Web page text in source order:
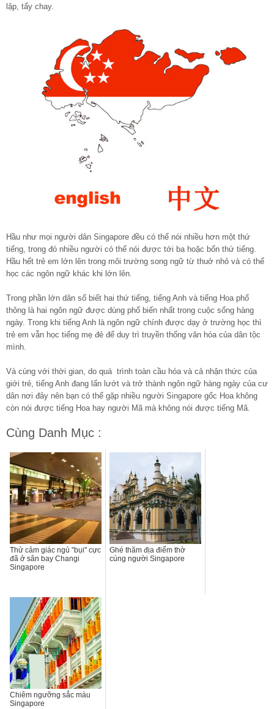
lập, tẩy chay.
Hầu như mọi người dân Singapore đều có thể nói nhiều hơn một thứ
tiếng, trong đó nhiều người có thể nói được tới ba hoặc bốn thứ tiếng.
Hầu hết trẻ em lớn lên trong môi trường song ngữ từ thuở nhỏ và có thể
học các ngôn ngữ khác khi lớn lên.
Trong phần lớn dân số biết hai thứ tiếng, tiếng Anh và tiếng Hoa phổ
thông là hai ngôn ngữ được dùng phổ biến nhất trong cuộc sống hàng
ngày. Trong khi tiếng Anh là ngôn ngữ chính được dạy ở trường học thì
trẻ em vẫn học tiếng mẹ đẻ để duy trì truyền thống văn hóa của dân tộc
mình.
Và cùng với thời gian, do quá trình toàn cầu hóa và cả nhận thức của
giới trẻ, tiếng Anh đang lấn lướt và trở thành ngôn ngữ hàng ngày của cư
dân nơi đây nên bạn có thể gặp nhiều người Singapore gốc Hoa không
còn nói được tiếng Hoa hay người Mã mà không nói được tiếng Mã.
Cùng Danh Mục :
Thử cảm giác ngủ "bụi" cực
đã ở sân bay Changi
Singapore
Ghé thăm địa điểm thờ
cúng người Singapore
Chiêm ngưỡng sắc màu
Singapore